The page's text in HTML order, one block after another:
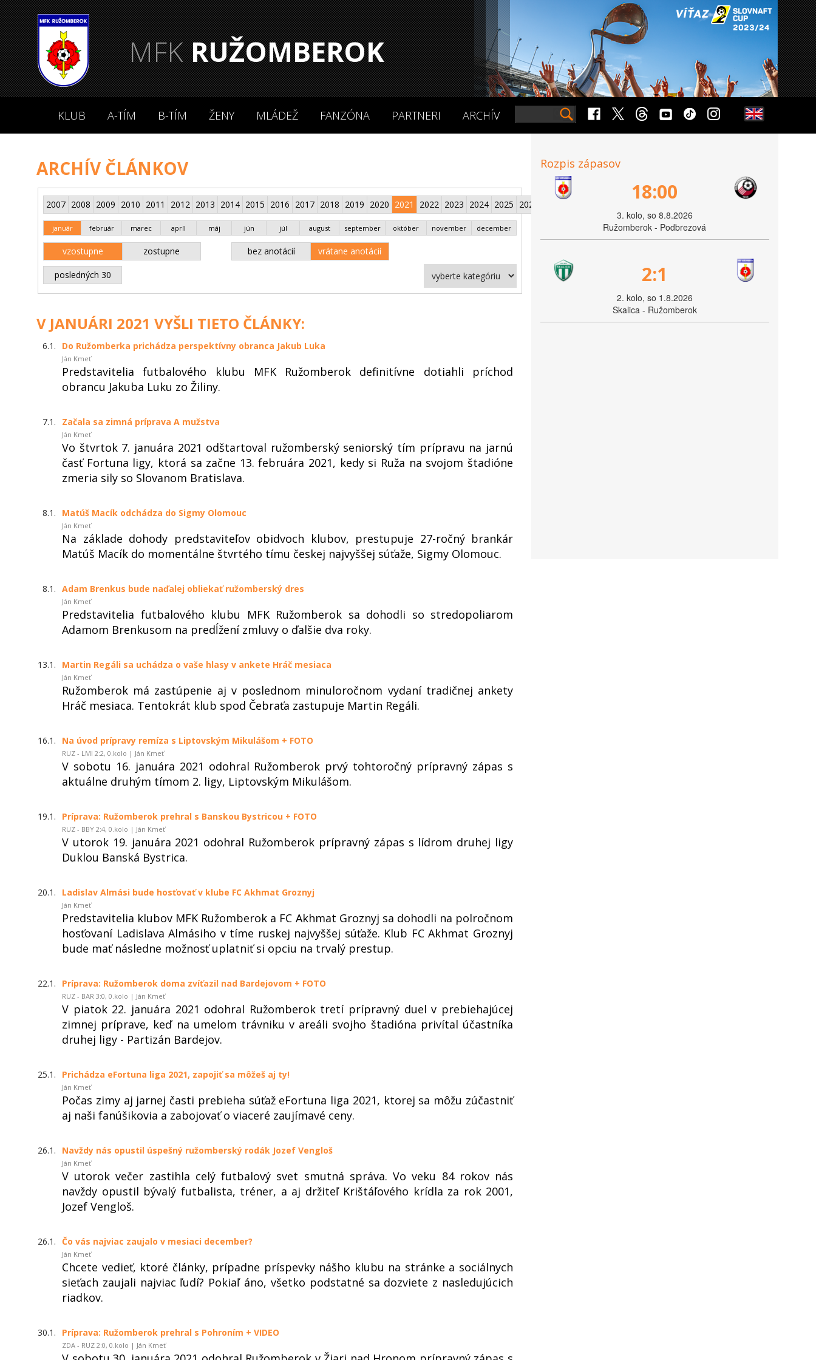
MFKRUŽOMBEROK
KLUB A-TÍM B-TÍM ŽENY MLÁDEŽ FANZÓNA PARTNERI ARCHÍV
ARCHÍV ČLÁNKOV
2007 2008 2009 2010 2011 2012 2013 2014 2015 2016 2017 2018 2019 2020 2021 2022 2023 2024 2025 2026
január február marec apríl máj jún júl august september október november december
vzostupne zostupne bez anotácií vrátane anotácií
posledných 30
V JANUÁRI 2021 VYŠLI TIETO ČLÁNKY:
6.1. Do Ružomberka prichádza perspektívny obranca Jakub Luka
Ján Kmeť
Predstavitelia futbalového klubu MFK Ružomberok definitívne dotiahli príchod
obrancu Jakuba Luku zo Žiliny.
7.1. Začala sa zimná príprava A mužstva
Ján Kmeť
Vo štvrtok 7. januára 2021 odštartoval ružomberský seniorský tím prípravu na jarnú
časť Fortuna ligy, ktorá sa začne 13. februára 2021, kedy si Ruža na svojom štadióne
zmeria sily so Slovanom Bratislava.
8.1. Matúš Macík odchádza do Sigmy Olomouc
Ján Kmeť
Na základe dohody predstaviteľov obidvoch klubov, prestupuje 27-ročný brankár
Matúš Macík do momentálne štvrtého tímu českej najvyššej súťaže, Sigmy Olomouc.
8.1. Adam Brenkus bude naďalej obliekať ružomberský dres
Ján Kmeť
Predstavitelia futbalového klubu MFK Ružomberok sa dohodli so stredopoliarom
Adamom Brenkusom na predĺžení zmluvy o ďalšie dva roky.
13.1. Martin Regáli sa uchádza o vaše hlasy v ankete Hráč mesiaca
Ján Kmeť
Ružomberok má zastúpenie aj v poslednom minuloročnom vydaní tradičnej ankety
Hráč mesiaca. Tentokrát klub spod Čebraťa zastupuje Martin Regáli.
16.1. Na úvod prípravy remíza s Liptovským Mikulášom + FOTO
RUZ - LMI 2:2, 0.kolo | Ján Kmeť
V sobotu 16. januára 2021 odohral Ružomberok prvý tohtoročný prípravný zápas s
aktuálne druhým tímom 2. ligy, Liptovským Mikulášom.
19.1. Príprava: Ružomberok prehral s Banskou Bystricou + FOTO
RUZ - BBY 2:4, 0.kolo | Ján Kmeť
V utorok 19. januára 2021 odohral Ružomberok prípravný zápas s lídrom druhej ligy
Duklou Banská Bystrica.
20.1. Ladislav Almási bude hosťovať v klube FC Akhmat Groznyj
Ján Kmeť
Predstavitelia klubov MFK Ružomberok a FC Akhmat Groznyj sa dohodli na polročnom
hosťovaní Ladislava Almásiho v tíme ruskej najvyššej súťaže. Klub FC Akhmat Groznyj
bude mať následne možnosť uplatniť si opciu na trvalý prestup.
22.1. Príprava: Ružomberok doma zvíťazil nad Bardejovom + FOTO
RUZ - BAR 3:0, 0.kolo | Ján Kmeť
V piatok 22. januára 2021 odohral Ružomberok tretí prípravný duel v prebiehajúcej
zimnej príprave, keď na umelom trávniku v areáli svojho štadióna privítal účastníka
druhej ligy - Partizán Bardejov.
25.1. Prichádza eFortuna liga 2021, zapojiť sa môžeš aj ty!
Ján Kmeť
Počas zimy aj jarnej časti prebieha súťaž eFortuna liga 2021, ktorej sa môžu zúčastniť
aj naši fanúšikovia a zabojovať o viaceré zaujímavé ceny.
26.1. Navždy nás opustil úspešný ružomberský rodák Jozef Vengloš
Ján Kmeť
V utorok večer zastihla celý futbalový svet smutná správa. Vo veku 84 rokov nás
navždy opustil bývalý futbalista, tréner, a aj držiteľ Krištáľového krídla za rok 2001,
Jozef Vengloš.
26.1. Čo vás najviac zaujalo v mesiaci december?
Ján Kmeť
Chcete vedieť, ktoré články, prípadne príspevky nášho klubu na stránke a sociálnych
sieťach zaujali najviac ľudí? Pokiaľ áno, všetko podstatné sa dozviete z nasledujúcich
riadkov.
30.1. Príprava: Ružomberok prehral s Pohroním + VIDEO
ZDA - RUZ 2:0, 0.kolo | Ján Kmeť
Rozpis zápasov
18:00
3. kolo, so 8.8.2026
Ružomberok - Podbrezová
2:1
2. kolo, so 1.8.2026
Skalica - Ružomberok